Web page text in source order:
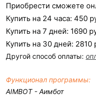
Приобрести сможете
Купить на 24 часа: 450
Купить на 7 дней: 1690
Купить на 30 дней: 2810
Другой способ оплаты:
Функционал программы:
AIMBOT - Аимбот